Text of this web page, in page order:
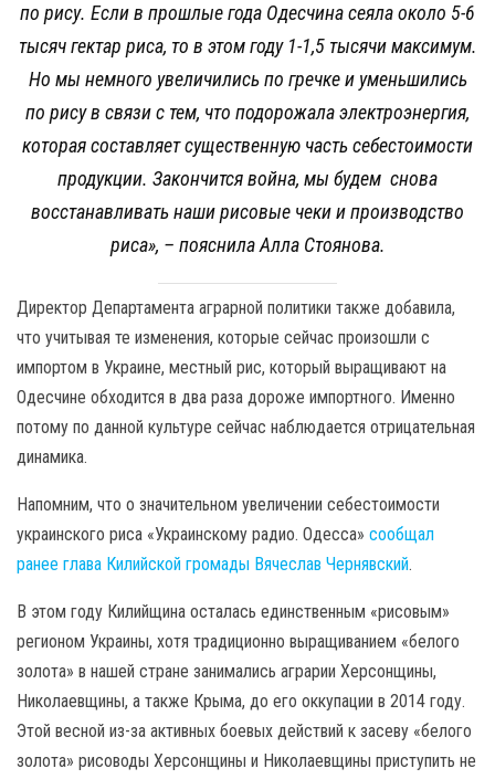
по рису. Если в прошлые года Одесчина сеяла около 5-6
тысяч гектар риса, то в этом году 1-1,5 тысячи максимум.
Но мы немного увеличились по гречке и уменьшились
по рису в связи с тем, что подорожала электроэнергия,
которая составляет существенную часть себестоимости
продукции. Закончится война, мы будем снова
восстанавливать наши рисовые чеки и производство
риса», – пояснила Алла Стоянова.
Директор Департамента аграрной политики также добавила,
что учитывая те изменения, которые сейчас произошли с
импортом в Украине, местный рис, который выращивают на
Одесчине обходится в два раза дороже импортного. Именно
потому по данной культуре сейчас наблюдается отрицательная
динамика.
Напомним, что о значительном увеличении себестоимости
украинского риса «Украинскому радио. Одесса» сообщал
ранее глава Килийской громады Вячеслав Чернявский.
В этом году Килийщина осталась единственным «рисовым»
регионом Украины, хотя традиционно выращиванием «белого
золота» в нашей стране занимались аграрии Херсонщины,
Николаевщины, а также Крыма, до его оккупации в 2014 году.
Этой весной из-за активных боевых действий к засеву «белого
золота» рисоводы Херсонщины и Николаевщины приступить не